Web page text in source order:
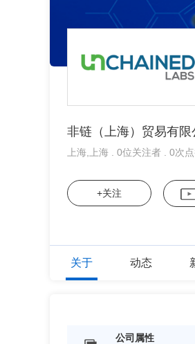
非链（上海）贸易有限
上海,上海 . 0位关注者 . 0次
+关注
关于 动态
公司属性